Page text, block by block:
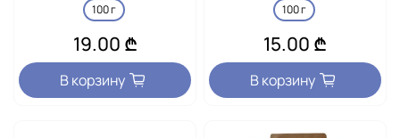
100 г
19.00 ₾
В корзину
100 г
15.00 ₾
В корзину